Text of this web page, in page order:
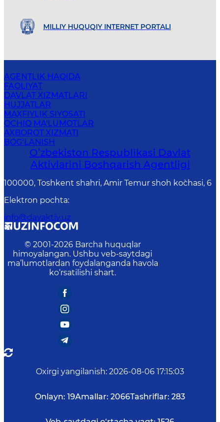
MILLIY HUQUQIY INTERNET PORTALI
AGENTLIK HAQIDA
FAOLIYAT
DAVLAT XIZMATLARI
HUJJATLAR
MAXFIYLIK SIYOSATI
OCHIQ MA'LUMOTLAR
AXBOROT XIZMATI
BOG‘LANISH
Oʻzbekiston Respublikasi Davlat
Aktivlarini Boshqarish Agentligi
100000, Toshkent shahri, Amir Temur shoh ko`chasi, 6
Elektron pochta:
info@davaktiv.uz
© 2001-2026 Barcha huquqlar
himoyalangan. Ushbu veb-saytdagi
ma’lumotlardan foydalanganda havola
ko‘rsatilishi shart.
Oxirgi yangilanish: 2026-08-06 17:15:03
Onlayn: 19Amallar: 2066Tashriflar: 283